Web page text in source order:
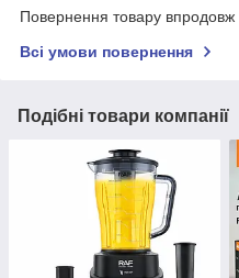
Повернення товару впродовж
Всі умови повернення
Подібні товари компанії